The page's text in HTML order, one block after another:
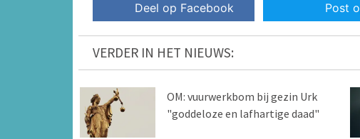
Deel op Facebook Post
VERDER IN HET NIEUWS:
OM: vuurwerkbom bij gezin Urk
"goddeloze en lafhartige daad"